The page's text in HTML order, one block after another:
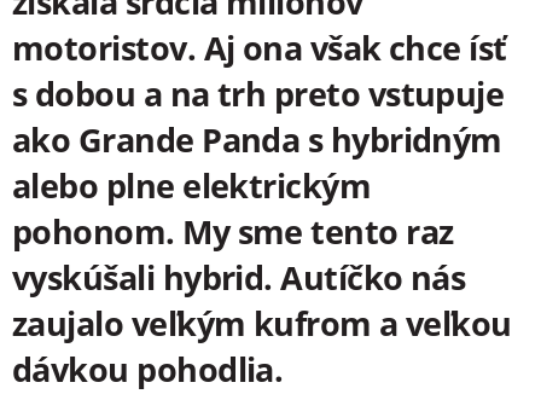
motoristov. Aj ona však chce ísť
s dobou a na trh preto vstupuje
ako Grande Panda s hybridným
alebo plne elektrickým
pohonom. My sme tento raz
vyskúšali hybrid. Autíčko nás
zaujalo veľkým kufrom a veľkou
dávkou pohodlia.